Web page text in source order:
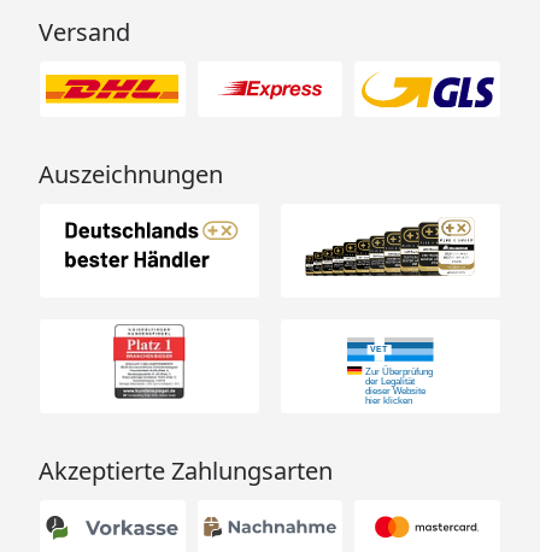
Versand
Auszeichnungen
Akzeptierte Zahlungsarten